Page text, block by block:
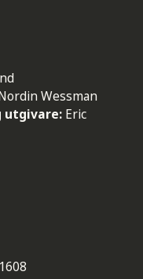
Wessman
utgivare: Eric